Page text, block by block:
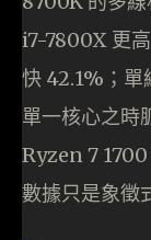
i7-7800X 更
快 42.1%；單
單一核心之時
Ryzen 7 1700
數據只是象徵